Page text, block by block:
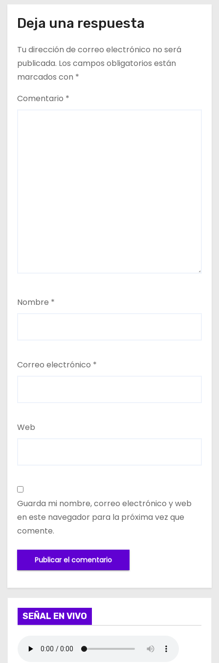
r
a
d
Deja una respuesta
Tu dirección de correo electrónico no será
publicada. Los campos obligatorios están
marcados con *
Comentario *
Nombre *
Correo electrónico *
Web
Guarda mi nombre, correo electrónico y web
en este navegador para la próxima vez que
comente.
SEÑAL EN VIVO